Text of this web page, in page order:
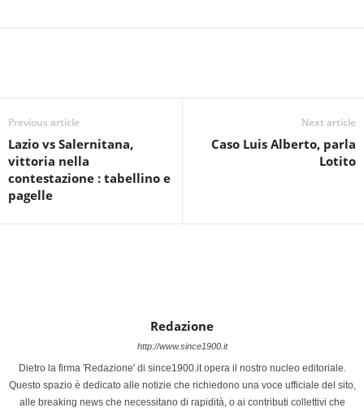
Previous article
Lazio vs Salernitana,
vittoria nella
contestazione : tabellino e
pagelle
Next article
Caso Luis Alberto, parla
Lotito
Redazione
http://www.since1900.it
Dietro la firma 'Redazione' di since1900.it opera il nostro nucleo editoriale.
Questo spazio è dedicato alle notizie che richiedono una voce ufficiale del sito,
alle breaking news che necessitano di rapidità, o ai contributi collettivi che